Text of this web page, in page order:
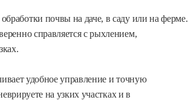
почвы на даче, в саду или на ферме.
справляется с рыхлением,
удобное управление и точную
на узких участках и в